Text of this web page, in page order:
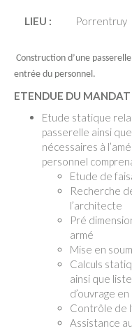
LIEU : Porrentruy
Construction d’une
entrée du personnel.
ETENDUE DU MANDAT
Etude statique
passerelle ainsi
nécessaires à
personnel
Etude de
Recherche
l’architecte
Pré
armé
Mise en
Calculs
ainsi que
d’ouvrage
Contrôle de
Assistance